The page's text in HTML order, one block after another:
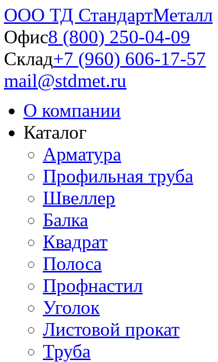
ООО ТД СтандартМеталл
Офис8 (800) 250-04-09
Склад+7 (960) 606-17-57
mail@stdmet.ru
О компании
Каталог
Арматура
Профильная труба
Швеллер
Балка
Квадрат
Полоса
Профнастил
Уголок
Листовой прокат
Труба